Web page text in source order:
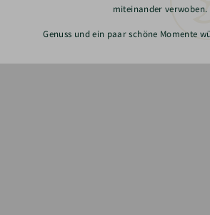
miteinander verwoben.
Genuss und ein paar schöne Momente